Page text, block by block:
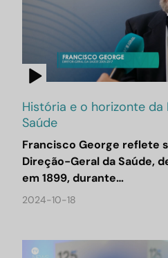
História e o horizonte
Saúde
Francisco George reflete
Direção-Geral da Saúde,
em 1899, durante…
2024-10-18